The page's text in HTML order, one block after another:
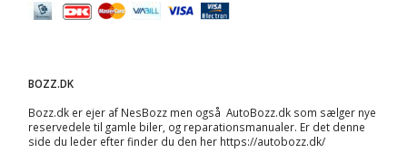
BOZZ.DK
Bozz.dk er ejer af NesBozz men også AutoBozz.dk som sælger nye
reservedele til gamle biler, og reparationsmanualer. Er det denne
side du leder efter finder du den her https://autobozz.dk/